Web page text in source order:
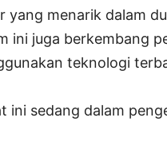
yang menarik dalam
ini juga berkembang
teknologi
ini sedang dalam